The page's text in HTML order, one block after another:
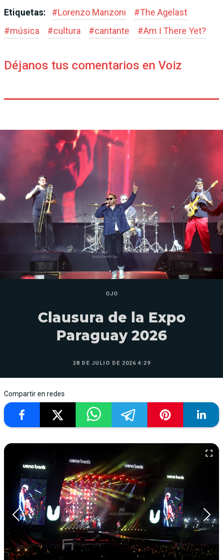
Etiquetas: #Lorenzo Manzoni #The Agelast
#música #cultura #cantante #Am I There Yet?
Déjanos tus comentarios en Voiz
OJO
Clausura de la Expo
Paraguay 2026
28 DE JULIO DE 2026 4:29
Compartir en redes